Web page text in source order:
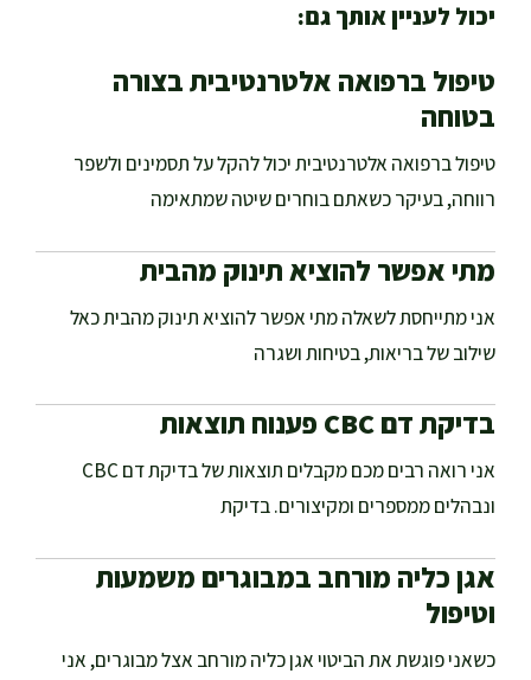
יכול לעניין אותך גם:
טיפול ברפואה אלטרנטיבית בצורה
בטוחה
טיפול ברפואה אלטרנטיבית יכול להקל על תסמינים ולשפר
רווחה, בעיקר כשאתם בוחרים שיטה שמתאימה
מתי אפשר להוציא תינוק מהבית
אני מתייחסת לשאלה מתי אפשר להוציא תינוק מהבית כאל
שילוב של בריאות, בטיחות ושגרה
בדיקת דם CBC פענוח תוצאות
אני רואה רבים מכם מקבלים תוצאות של בדיקת דם CBC
ונבהלים ממספרים ומקיצורים. בדיקת
אגן כליה מורחב במבוגרים משמעות
וטיפול
כשאני פוגשת את הביטוי אגן כליה מורחב אצל מבוגרים, אני